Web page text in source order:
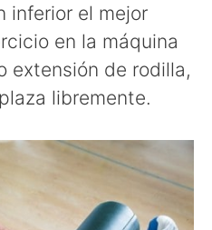
inferior el mejor
en la máquina
extensión de rodilla,
libremente.